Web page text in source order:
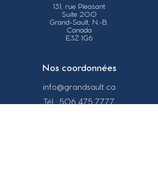
131, rue Pleasant
Suite 200
Grand-Sault, N.-B.
Canada
E3Z 1G6
Nos coordonnées
info@grandsault.ca
Tél.: 506.475.7777